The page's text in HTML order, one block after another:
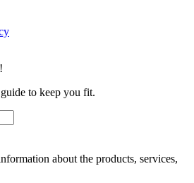
to keep you fit.
about the products, services,